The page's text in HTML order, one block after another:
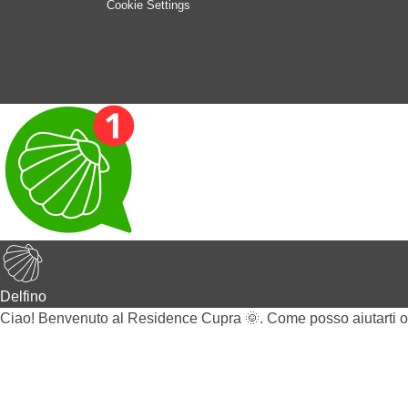
Cookie Settings
Delfino
Ciao! Benvenuto al Residence Cupra 🌞. Come posso aiutarti